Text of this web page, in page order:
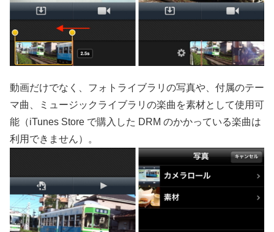
動画だけでなく、フォトライブラリの写真や、付属のテー
マ曲、ミュージックライブラリの楽曲を素材として使用可
能（iTunes Store で購入した DRM のかかっている楽曲は
利用できません）。